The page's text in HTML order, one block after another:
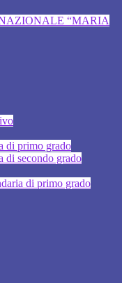
“MARIA
di primo grado
di secondo grado
di primo grado